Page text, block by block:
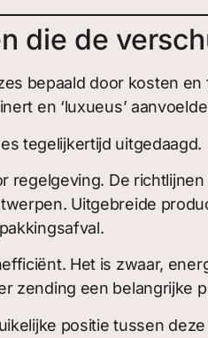
die de
bepaald door kosten
en ‘luxueus’
tegelijkertijd uitgedaagd.
regelgeving. De
Uitgebreide
Het is zwaar,
zending een belangrijke
positie tussen